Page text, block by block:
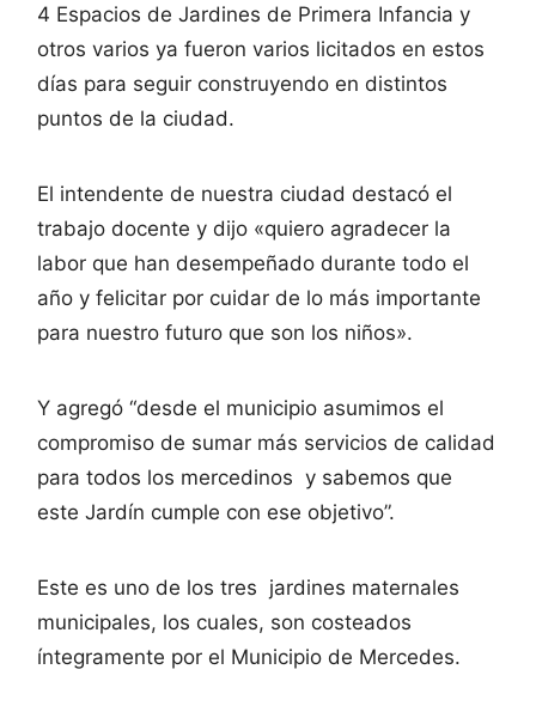
4 Espacios de Jardines de Primera Infancia y
otros varios ya fueron varios licitados en estos
días para seguir construyendo en distintos
puntos de la ciudad.
El intendente de nuestra ciudad destacó el
trabajo docente y dijo «quiero agradecer la
labor que han desempeñado durante todo el
año y felicitar por cuidar de lo más importante
para nuestro futuro que son los niños».
Y agregó “desde el municipio asumimos el
compromiso de sumar más servicios de calidad
para todos los mercedinos y sabemos que
este Jardín cumple con ese objetivo”.
Este es uno de los tres jardines maternales
municipales, los cuales, son costeados
íntegramente por el Municipio de Mercedes.